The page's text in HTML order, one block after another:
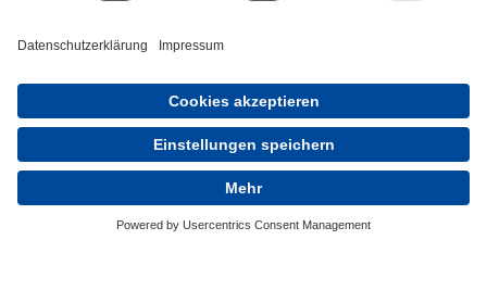
Composites